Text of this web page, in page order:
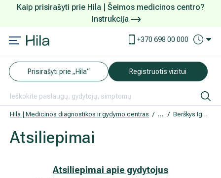
Kaip prisirašyti prie Hila | Šeimos medicinos centro?
Instrukcija
+370 698 00 000
Prisirašyti prie „Hila“ Registruotis vizitui
Hila | Medicinos diagnostikos ir gydymo centras Atsiliepimai
Berškys Ignas
Atsiliepimai
Atsiliepimai apie gydytojus
Paslaugos ir kainos
AKCIJOS
Tyrimai
Neurologija
Kaip užsiregistruoti
Kuo pasirūpinti prieš atvykstant
Apmokėjimas ir paslaugos
Apgyvendinimas ir maitinimas